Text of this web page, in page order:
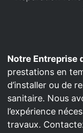
Notre Entreprise
prestations en
d’installer ou de
sanitaire. Nous
l’expérience
travaux.